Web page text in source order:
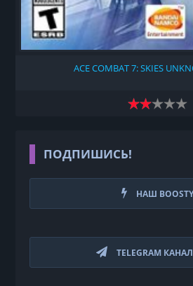
ACE COMBAT 7: SKIES
ПОДПИШИСЬ!
НАШ BOOSTY
TELEGRAM